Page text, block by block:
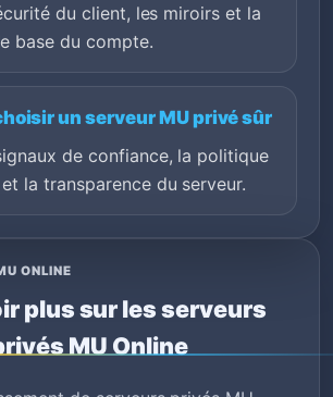
du client, les miroirs et la
base du compte.
un serveur MU privé sûr
de confiance, la politique
la transparence du serveur.
ONLINE
plus sur les serveurs
MU Online